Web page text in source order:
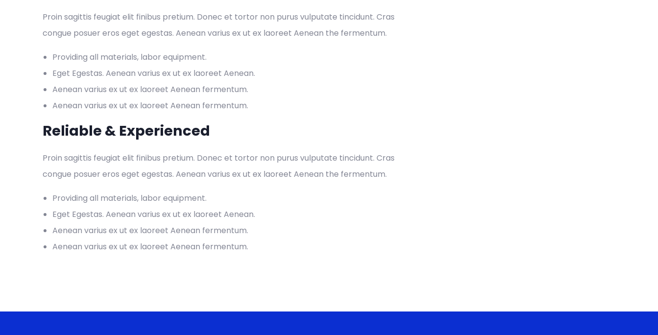
Proin sagittis feugiat elit finibus pretium. Donec et tortor non purus vulputate tincidunt. Cras
congue posuer eros eget egestas. Aenean varius ex ut ex laoreet Aenean the fermentum.
Providing all materials, labor equipment.
Eget Egestas. Aenean varius ex ut ex laoreet Aenean.
Aenean varius ex ut ex laoreet Aenean fermentum.
Aenean varius ex ut ex laoreet Aenean fermentum.
Reliable & Experienced
Proin sagittis feugiat elit finibus pretium. Donec et tortor non purus vulputate tincidunt. Cras
congue posuer eros eget egestas. Aenean varius ex ut ex laoreet Aenean the fermentum.
Providing all materials, labor equipment.
Eget Egestas. Aenean varius ex ut ex laoreet Aenean.
Aenean varius ex ut ex laoreet Aenean fermentum.
Aenean varius ex ut ex laoreet Aenean fermentum.